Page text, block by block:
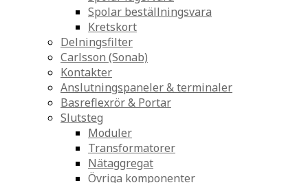
Spolar beställningsvara
Kretskort
Delningsfilter
Carlsson (Sonab)
Kontakter
Anslutningspaneler & terminaler
Basreflexrör & Portar
Slutsteg
Moduler
Transformatorer
Nätaggregat
Övriga komponenter